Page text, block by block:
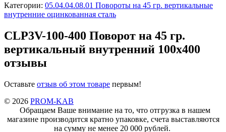
Категории: 05.04.04.08.01 Повороты на 45 гр. вертикальные
внутренние оцинкованная сталь
CLP3V-100-400 Поворот на 45 гр.
вертикальный внутренний 100х400
отзывы
Оставьте отзыв об этом товаре первым!
© 2026 PROM-KAB
Обращаем Ваше внимание на то, что отгрузка в нашем
магазине производится кратно упаковке, счета выставляются
на сумму не менее 20 000 рублей.